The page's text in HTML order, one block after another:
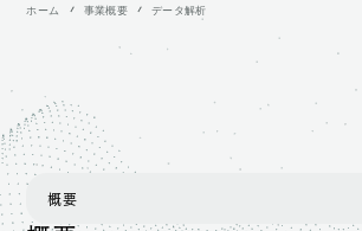
ホーム 事業概要 データ解析
概要